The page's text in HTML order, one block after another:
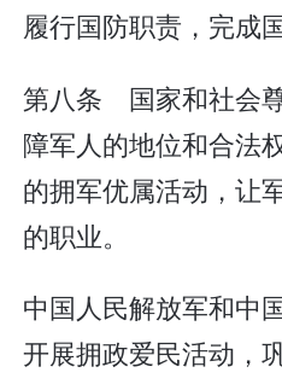
履行国防职责，完成
第八条 国家和社会
障军人的地位和合法
的拥军优属活动，让
的职业。
中国人民解放军和中
开展拥政爱民活动，